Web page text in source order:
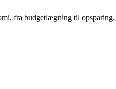
fra budgetlægning til